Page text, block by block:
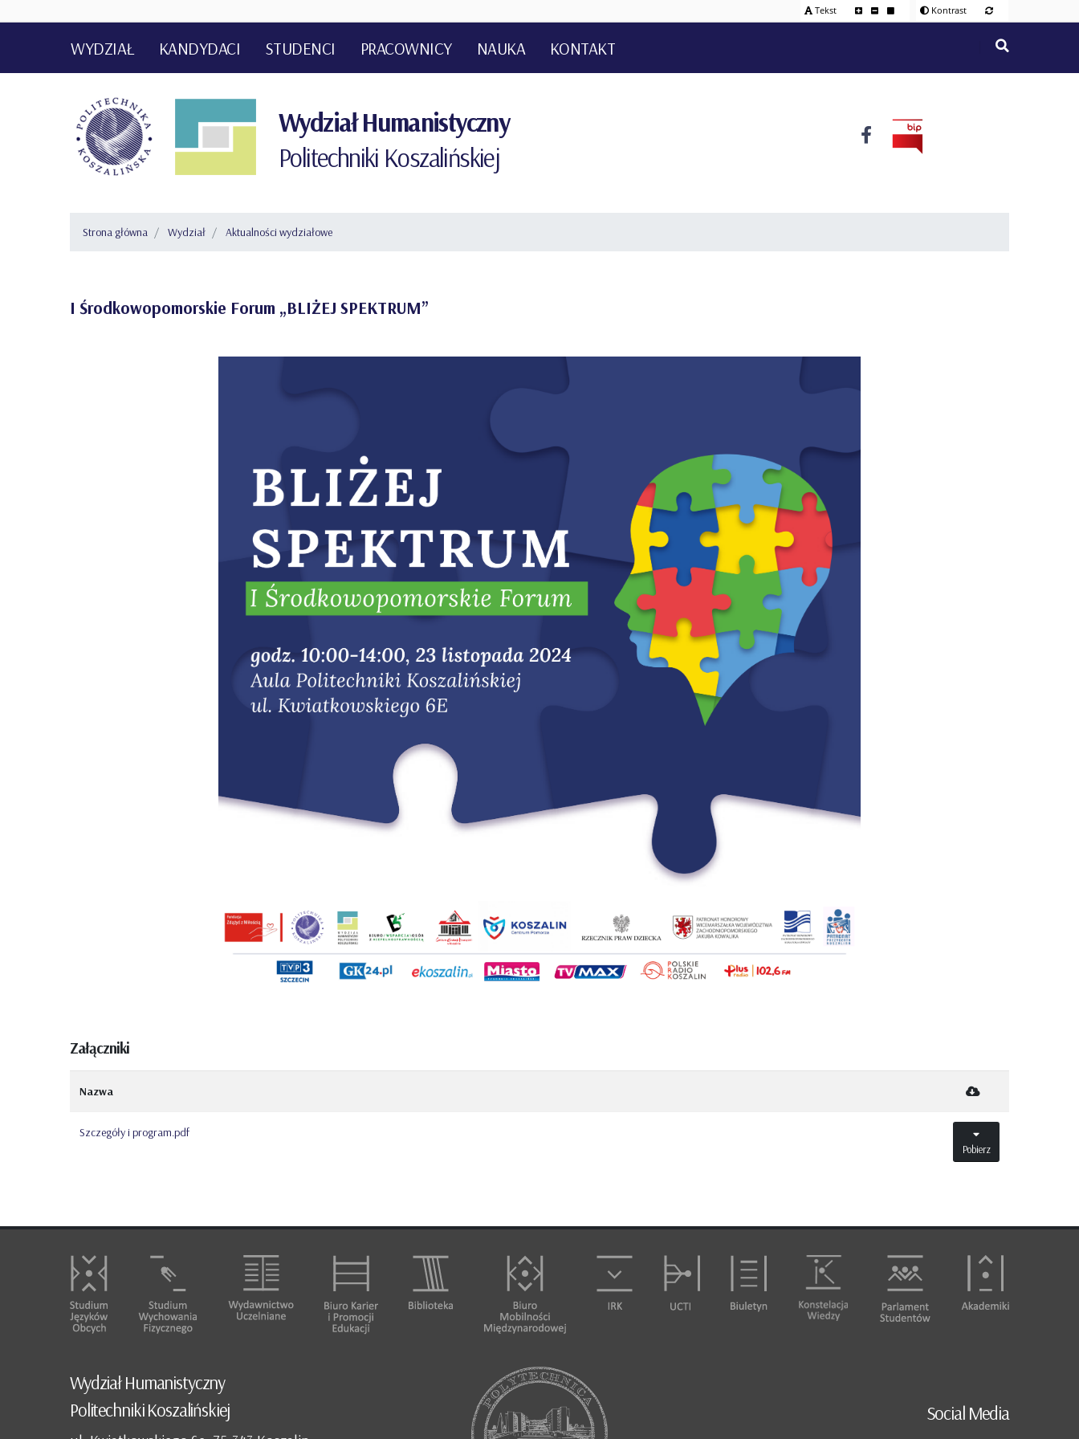
Tekst Kontrast
WYDZIAŁ KANDYDACI STUDENCI PRACOWNICY NAUKA KONTAKT
INFORMATOR DLA STUDENTÓW Z NIEPEŁNOSPRAWNOŚCIĄ
Wydział Humanistyczny
Politechniki Koszalińskiej
Strona główna Wydział Aktualności wydziałowe
I Środkowopomorskie Forum „BLIŻEJ SPEKTRUM”
Załączniki
Nazwa
Szczegóły i program.pdf
Pobierz
Wydział Humanistyczny
Politechniki Koszalińskiej
Social Media